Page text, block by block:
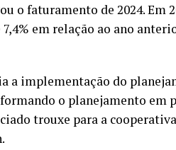
o faturamento de 2024. Em
em relação ao ano
a implementação do
o planejamento
trouxe para a